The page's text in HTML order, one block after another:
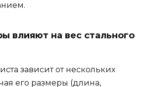
влияют на вес стального
зависит от нескольких
его размеры (длина,